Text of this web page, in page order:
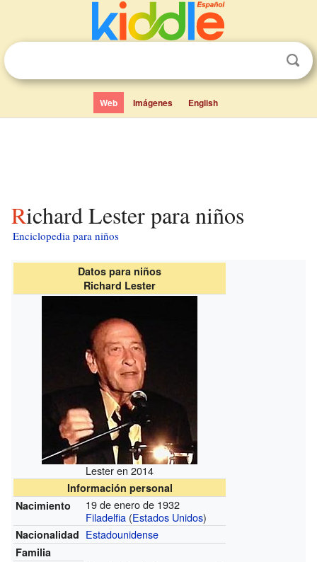
Web Imágenes English
Richard Lester para niños
Enciclopedia para niños
Datos para niños
Richard Lester
Lester en 2014
Información personal
Nacimiento
19 de enero de 1932
Filadelfia (Estados Unidos)
Nacionalidad Estadounidense
Familia